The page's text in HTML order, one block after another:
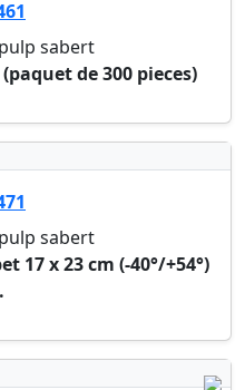
pet 20x10 cm pour
...